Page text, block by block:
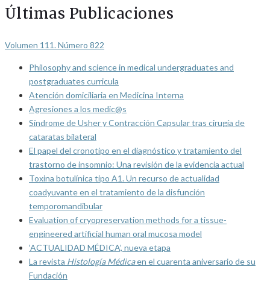
Últimas Publicaciones
Volumen 111. Número 822
Philosophy and science in medical undergraduates and
postgraduates curricula
Atención domiciliaria en Medicina Interna
Agresiones a los medic@s
Síndrome de Usher y Contracción Capsular tras cirugía de
cataratas bilateral
El papel del cronotipo en el diagnóstico y tratamiento del
trastorno de insomnio: Una revisión de la evidencia actual
Toxina botulínica tipo A1. Un recurso de actualidad
coadyuvante en el tratamiento de la disfunción
temporomandibular
Evaluation of cryopreservation methods for a tissue-
engineered artificial human oral mucosa model
‘ACTUALIDAD MÉDICA’, nueva etapa
La revista Histología Médicaen el cuarenta aniversario de su
Fundación